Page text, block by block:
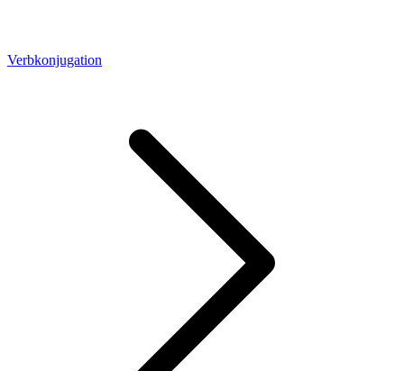
Verbkonjugation